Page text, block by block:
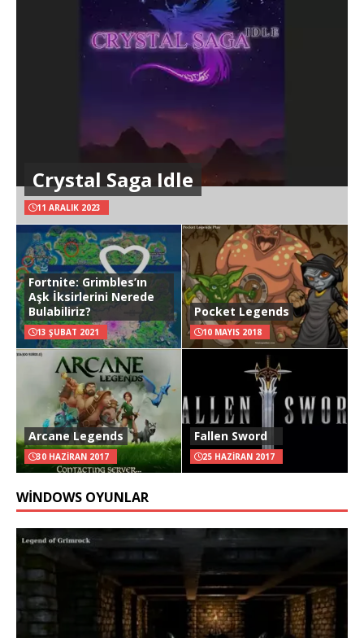
Crystal Saga Idle
11 ARALIK 2023
Fortnite: Grimbles’ın
Aşk İksirlerini Nerede
Bulabiliriz?
13 ŞUBAT 2021
Pocket Legends
10 MAYIS 2018
Arcane Legends
30 HAZIRAN 2017
Fallen Sword
25 HAZIRAN 2017
WINDOWS OYUNLAR